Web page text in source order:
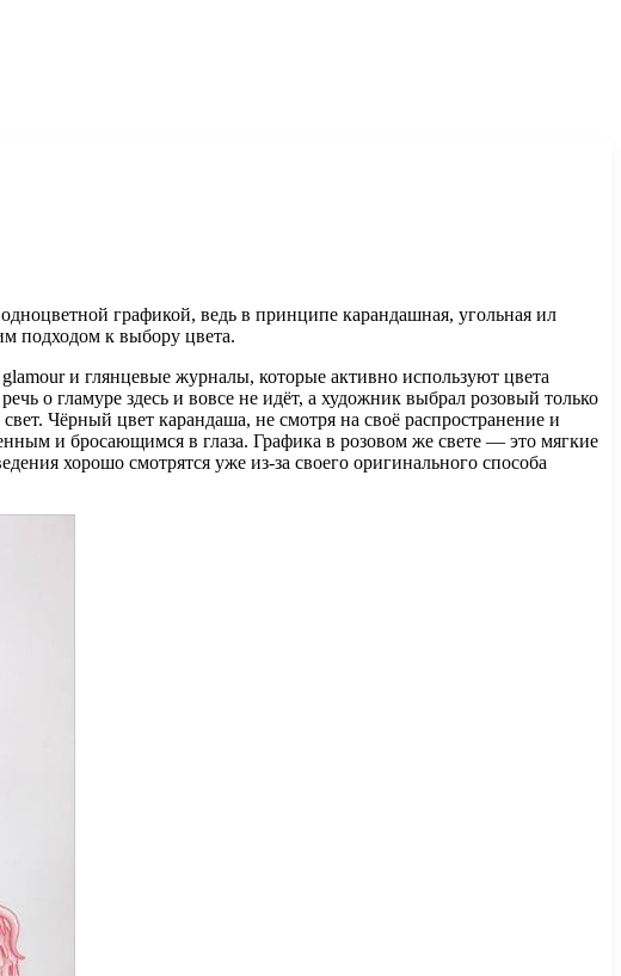
графикой, ведь в принципе карандашная, угольная ил
подходом к выбору цвета.
и глянцевые журналы, которые активно используют цвета
о гламуре здесь и вовсе не идёт, а художник выбрал розовый только
Чёрный цвет карандаша, не смотря на своё распространение и
и бросающимся в глаза. Графика в розовом же свете — это мягкие
хорошо смотрятся уже из-за своего оригинального способа